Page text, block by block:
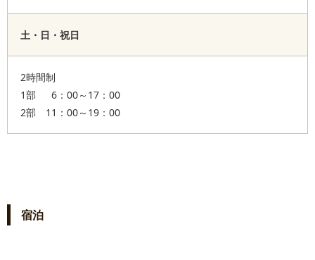
土・日・祝日
2時間制
1部 6：00～17：00
2部 11：00～19：00
宿泊